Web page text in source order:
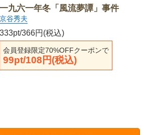
一九六一年冬「風流夢譚」事件
京谷秀夫
333pt/366円(税込)
会員登録限定70%OFFクーポンで
99pt/108円(税込)